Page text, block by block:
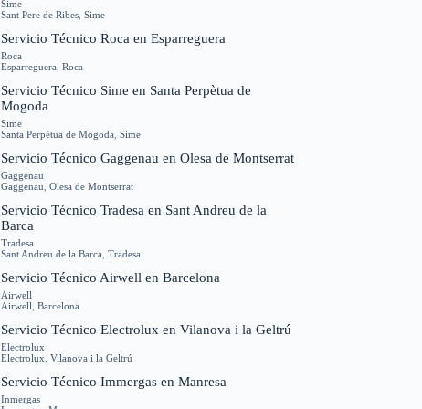
Sime
Sant Pere de Ribes ,Sime
Servicio Técnico Roca en Esparreguera
Roca
Esparreguera ,Roca
Servicio Técnico Sime en Santa Perpètua de
Mogoda
Sime
Santa Perpètua de Mogoda ,Sime
Servicio Técnico Gaggenau en Olesa de Montserrat
Gaggenau
Gaggenau ,Olesa de Montserrat
Servicio Técnico Tradesa en Sant Andreu de la
Barca
Tradesa
Sant Andreu de la Barca ,Tradesa
Servicio Técnico Airwell en Barcelona
Airwell
Airwell ,Barcelona
Servicio Técnico Electrolux en Vilanova i la Geltrú
Electrolux
Electrolux ,Vilanova i la Geltrú
Servicio Técnico Immergas en Manresa
Inmergas